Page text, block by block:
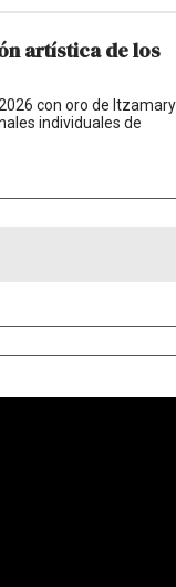
artística de los
con oro de Itzamary
individuales de